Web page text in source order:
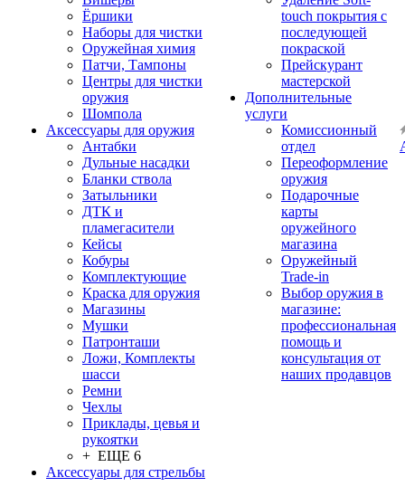
Ёршики
Наборы для чистки
Оружейная химия
Патчи, Тампоны
Центры для чистки
оружия
Шомпола
Аксессуары для оружия
Антабки
Дульные насадки
Бланки ствола
Затыльники
ДТК и
пламегасители
Кейсы
Кобуры
Комплектующие
Краска для оружия
Магазины
Мушки
Патронташи
Ложи, Комплекты
шасси
Ремни
Чехлы
Приклады, цевья и
рукоятки
+ ЕЩЕ 6
Аксессуары для стрельбы
touch покрытия с
последующей
покраской
Прейскурант
мастерской
Дополнительные
услуги
Комиссионный
отдел
Переоформление
оружия
Подарочные
карты
оружейного
магазина
Оружейный
Trade-in
Выбор оружия в
магазине:
профессиональная
помощь и
консультация от
наших продавцов